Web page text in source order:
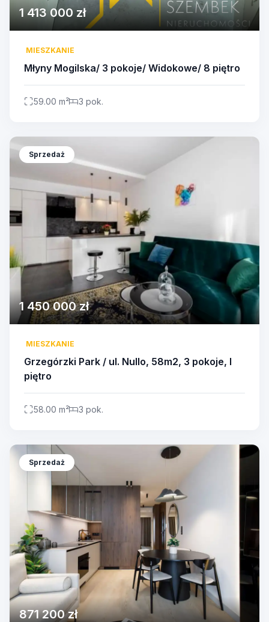
1 413 000 zł
MIESZKANIE
Młyny Mogilska/ 3 pokoje/ Widokowe/ 8 piętro
59.00 m² 3 pok.
Sprzedaż
1 450 000 zł
MIESZKANIE
Grzegórzki Park / ul. Nullo, 58m2, 3 pokoje, I
piętro
58.00 m² 3 pok.
Sprzedaż
871 200 zł